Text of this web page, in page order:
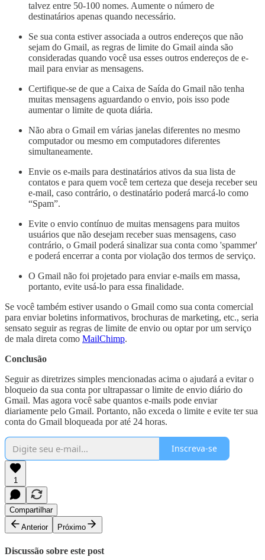
talvez entre 50-100 nomes. Aumente o número de
destinatários apenas quando necessário.
Se sua conta estiver associada a outros endereços que não
sejam do Gmail, as regras de limite do Gmail ainda são
consideradas quando você usa esses outros endereços de e-
mail para enviar as mensagens.
Certifique-se de que a Caixa de Saída do Gmail não tenha
muitas mensagens aguardando o envio, pois isso pode
aumentar o limite de quota diária.
Não abra o Gmail em várias janelas diferentes no mesmo
computador ou mesmo em computadores diferentes
simultaneamente.
Envie os e-mails para destinatários ativos da sua lista de
contatos e para quem você tem certeza que deseja receber seu
e-mail, caso contrário, o destinatário poderá marcá-lo como
“Spam”.
Evite o envio contínuo de muitas mensagens para muitos
usuários que não desejam receber suas mensagens, caso
contrário, o Gmail poderá sinalizar sua conta como 'spammer'
e poderá encerrar a conta por violação dos termos de serviço.
O Gmail não foi projetado para enviar e-mails em massa,
portanto, evite usá-lo para essa finalidade.
Se você também estiver usando o Gmail como sua conta comercial
para enviar boletins informativos, brochuras de marketing, etc., seria
sensato seguir as regras de limite de envio ou optar por um serviço
de mala direta como MailChimp.
Conclusão
Seguir as diretrizes simples mencionadas acima o ajudará a evitar o
bloqueio da sua conta por ultrapassar o limite de envio diário do
Gmail. Mas agora você sabe quantos e-mails pode enviar
diariamente pelo Gmail. Portanto, não exceda o limite e evite ter sua
conta do Gmail bloqueada por até 24 horas.
Inscreva-se
1
Compartilhar
Anterior
Próximo
Discussão sobre este post